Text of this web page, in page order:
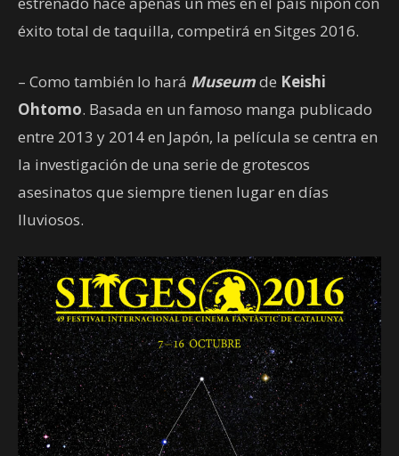
éxito total de taquilla, competirá en Sitges 2016.
– Como también lo hará Museumde Keishi
Ohtomo. Basada en un famoso manga publicado
entre 2013 y 2014 en Japón, la película se centra en
la investigación de una serie de grotescos
asesinatos que siempre tienen lugar en días
lluviosos.